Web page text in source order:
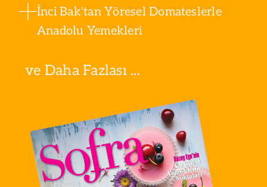
İnci Bak'tan Yöresel Domateslerle
Anadolu Yemekleri
ve Daha Fazlası ...